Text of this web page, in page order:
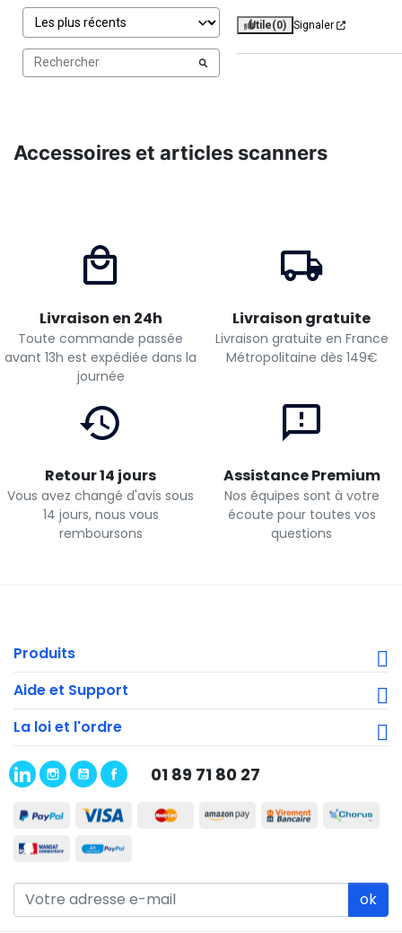
Utile(0) Signaler
Accessoires et articles scanners
Livraison en 24h
Toute commande passée
avant 13h est expédiée dans la
journée
Livraison gratuite
Livraison gratuite en France
Métropolitaine dès 149€
Retour 14 jours
Vous avez changé d'avis sous
14 jours, nous vous
remboursons
Assistance Premium
Nos équipes sont à votre
écoute pour toutes vos
questions
Produits
Aide et Support
La loi et l'ordre
01 89 71 80 27
ok